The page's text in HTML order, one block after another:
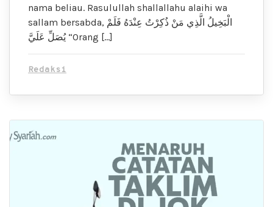
nama beliau. Rasulullah shallallahu alaihi wa
sallam bersabda, الْبَخِيلُ الَّذِي مَنْ ذُكِرْتُ عِنْدَهُ فَلَمْ
يُصَلِّ عَلَيَّ “Orang […]
Redaksi